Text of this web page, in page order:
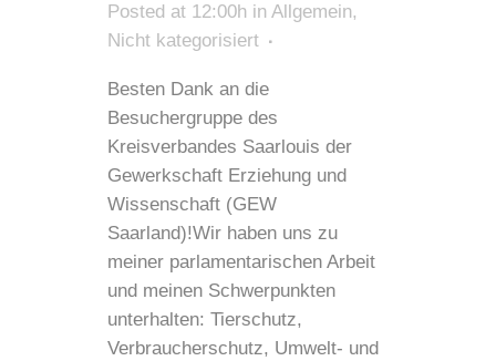
Posted at 12:00h in Allgemein,
Nicht kategorisiert
Besten Dank an die
Besuchergruppe des
Kreisverbandes Saarlouis der
Gewerkschaft Erziehung und
Wissenschaft (GEW
Saarland)!Wir haben uns zu
meiner parlamentarischen Arbeit
und meinen Schwerpunkten
unterhalten: Tierschutz,
Verbraucherschutz, Umwelt- und